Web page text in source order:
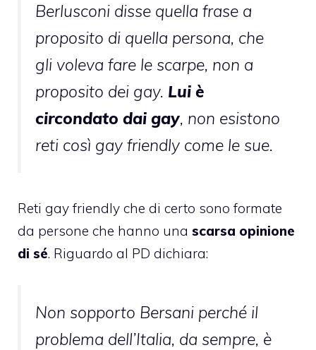
Berlusconi disse quella frase a
proposito di quella persona, che
gli voleva fare le scarpe, non a
proposito dei gay. Lui è
circondato dai gay, non esistono
reti così gay friendly come le sue.
Reti gay friendly che di certo sono formate
da persone che hanno una scarsa opinione
di sé. Riguardo al PD dichiara:
Non sopporto Bersani perché il
problema dell’Italia, da sempre, è